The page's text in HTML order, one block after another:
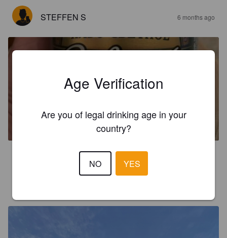
STEFFEN S 6 months ago
SLAVJANSKOE CLASSIC
Pale Lager.Monolith Germany.
Age Verification
Are you of legal drinking age in your
country?
NO YES